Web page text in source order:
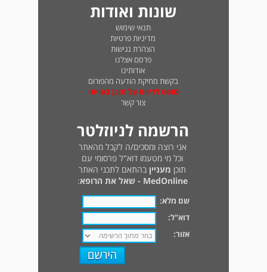
שונות ואודות
תנאי שימוש
מדיניות פרטיות
הצהרת נגישות
פרסם אצלנו
אודותינו
בקשת מחיקת הודעה מהפורום
טופס לדיווח על תוכן בעייתי
צור קשר
הרשמה לניוזלטר
אני רוצה ומסכים/ה לקבל מהאתר
וכל מי מטעמו דוא"ל פרסומי עם
תוכן מעניין בהתאם לתכני האתר
MedOnline - שאל את הרופא
:
שם מלא:
דוא"ל:
אזור: